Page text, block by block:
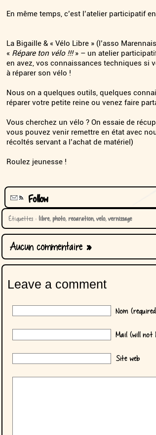
En même temps, c’est l’atelier participatif
La Bigaille & « Vélo Libre » (l’asso
« Répare ton vélo !!!» – un atelier
en avez, vos connaissances techniques si
à réparer son vélo !
Nous on a quelques outils, quelques
réparer votre petite reine ou venez faire
Vous cherchez un vélo ? On essaie de
vous pouvez venir remettre en état avec
récoltés servant a l’achat de matériel)
Roulez jeunesse !
Follow
Étiquettes : libre,photo,reoaration,velo,vernissage
Aucun commentaire »
Leave a comment
Nom (required)
Mail (will not
Site web